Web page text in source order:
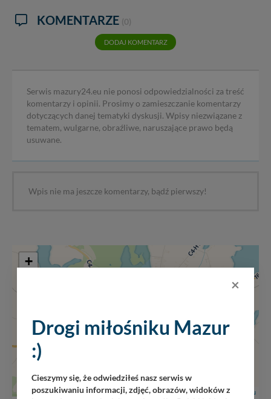
KOMENTARZE (0)
DODAJ KOMENTARZ
Serwis mazury24.eu nie ponosi odpowiedzialności za treść
komentarzy i opinii. Prosimy o zamieszczanie komentarzy
dotyczących danej tematyki dyskusji. Wpisy niezwiązane z
tematem, wulgarne, obraźliwe, naruszające prawo będą
usuwane.
Wpis nie ma jeszcze komentarzy, bądź pierwszy!
+
Leaflet|Mazury24.eu
×
Drogi miłośniku Mazur
:)
Cieszymy się, że odwiedziłeś nasz serwis w
poszukiwaniu informacji, zdjęć, obrazów, widoków z